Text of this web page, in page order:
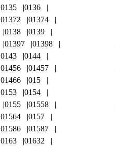
0135
0136
01372
01374
0138
0139
01397
01398
0143
0144
01456
01457
01466
015
0153
0154
0155
01558
01564
0157
01586
01587
0163
01632